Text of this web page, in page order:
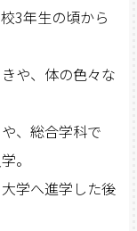
3年生の頃から
や、体の色々な
、総合学科で
。
学へ進学した後